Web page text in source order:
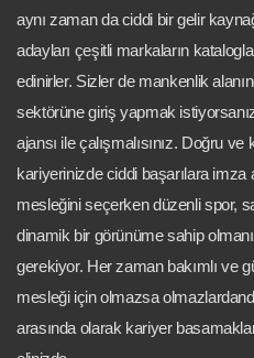
aynı zaman da ciddi bir gelir
adayları çeşitli markaların
edinirler. Sizler de mankenlik
sektörüne giriş yapmak
ajansı ile çalışmalısınız. Doğru
kariyerinizde ciddi başarılara
mesleğini seçerken düzenli spor,
dinamik bir görünüme sahip
gerekiyor. Her zaman bakımlı ve
mesleği için olmazsa
arasında olarak kariyer